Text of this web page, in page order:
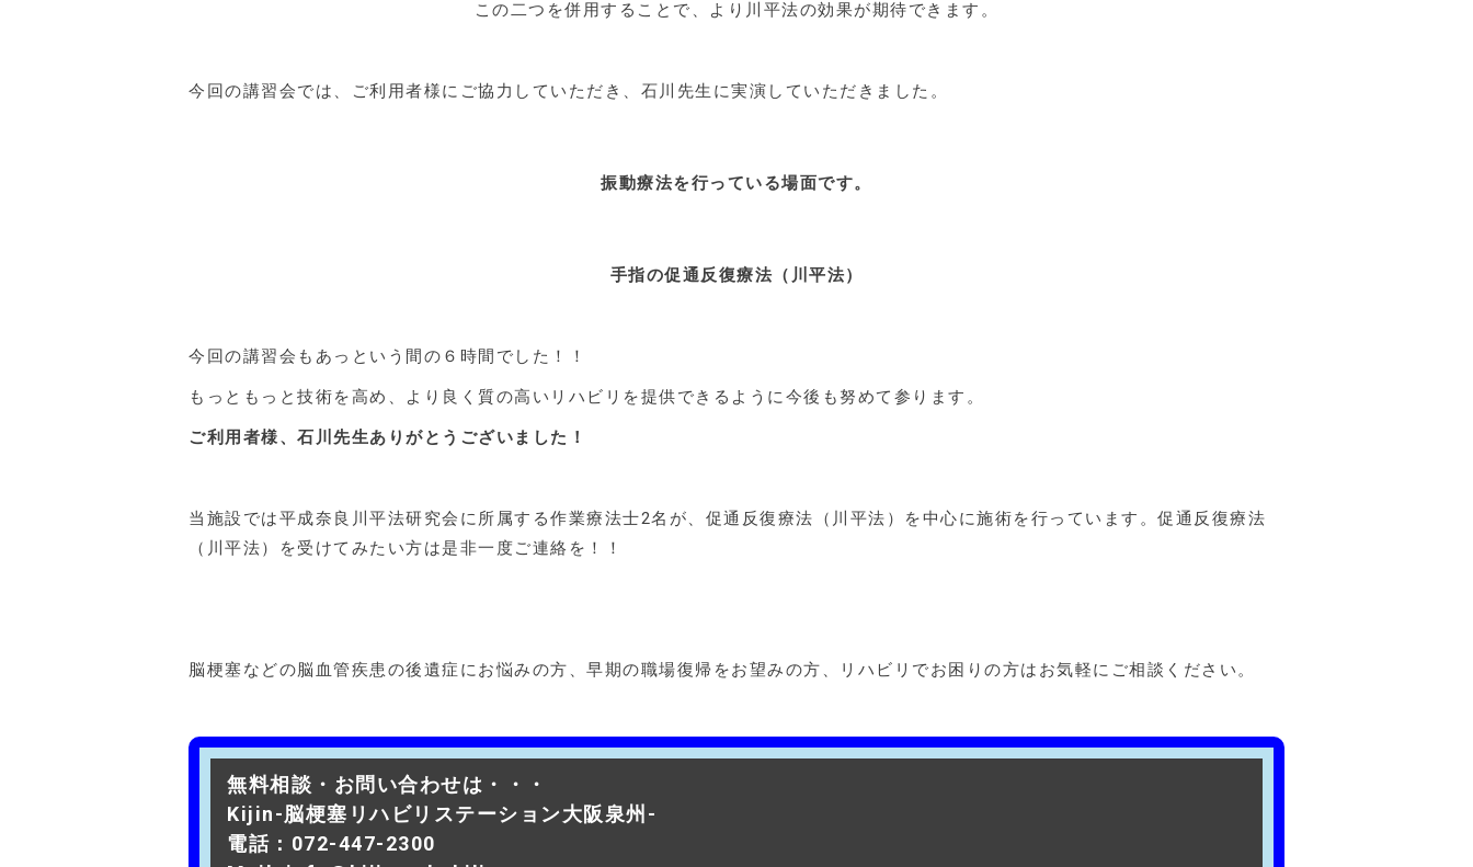
この二つを併用することで、より川平法の効果が期待できます。
今回の講習会では、ご利用者様にご協力していただき、石川先生に実演していただきました。
振動療法を行っている場面です。
手指の促通反復療法（川平法）
今回の講習会もあっという間の６時間でした！！
もっともっと技術を高め、より良く質の高いリハビリを提供できるように今後も努めて参ります。
ご利用者様、石川先生ありがとうございました！
当施設では平成奈良川平法研究会に所属する作業療法士2名が、促通反復療法（川平法）を中心に施術を行っています。促通反復療法
（川平法）を受けてみたい方は是非一度ご連絡を！！
脳梗塞などの脳血管疾患の後遺症にお悩みの方、早期の職場復帰をお望みの方、リハビリでお困りの方はお気軽にご相談ください。
無料相談・お問い合わせは・・・
Kijin-脳梗塞リハビリステーション大阪泉州-
電話：072-447-2300